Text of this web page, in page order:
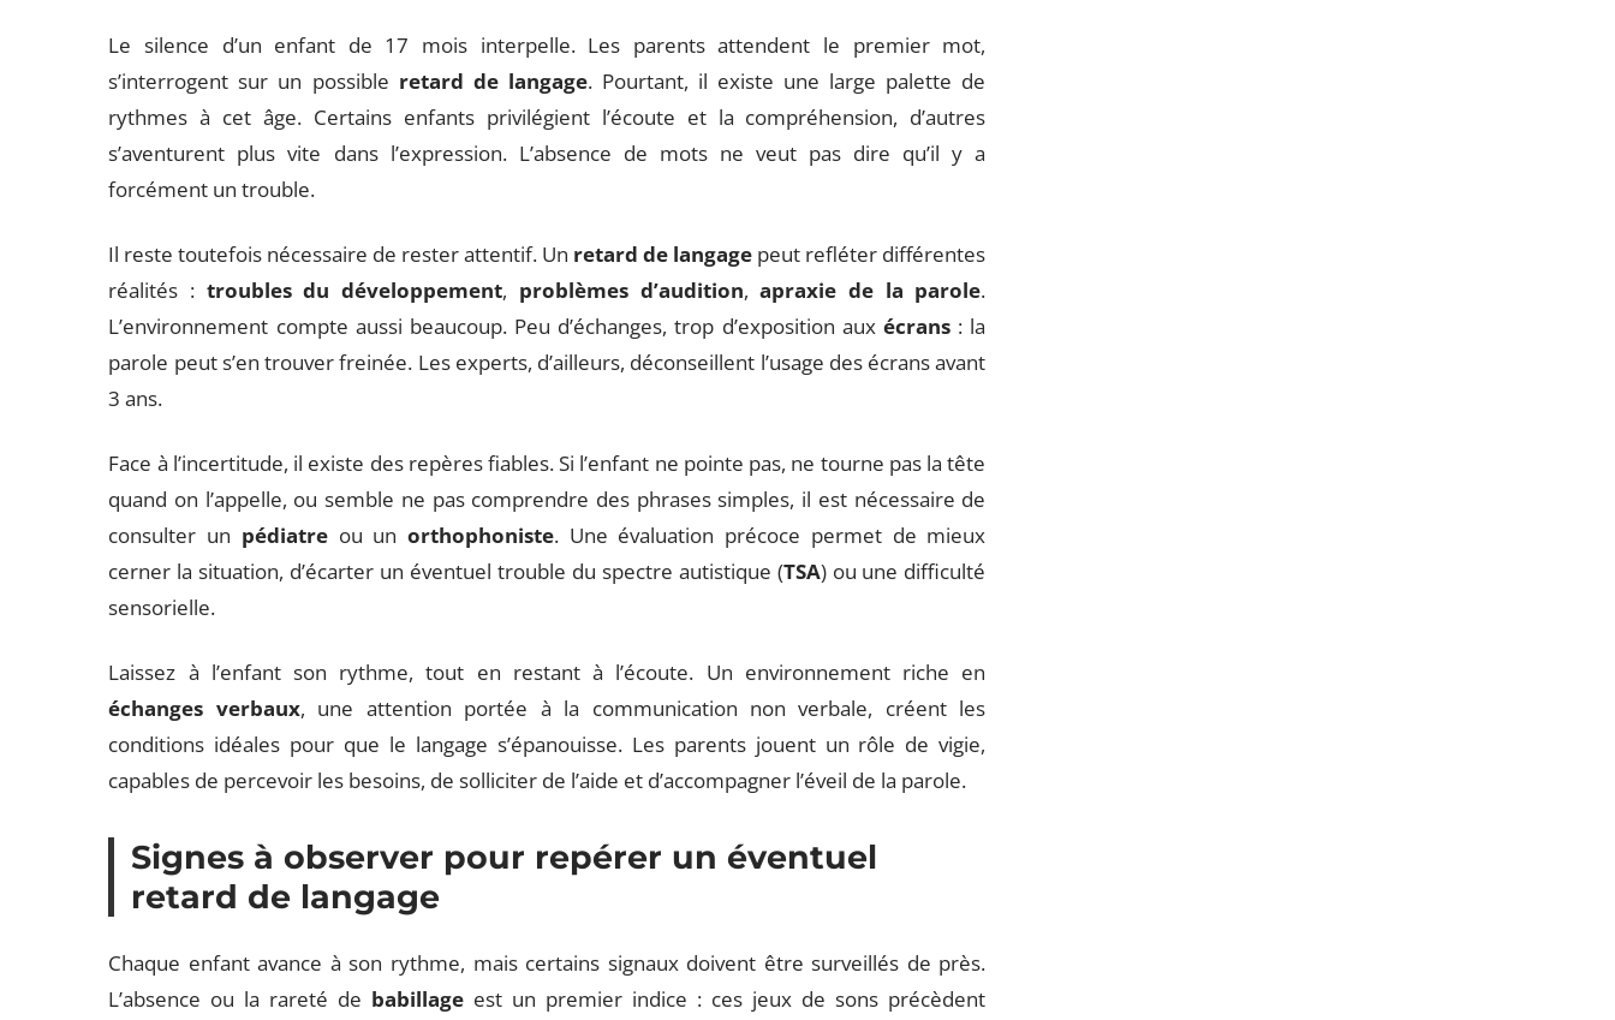
Le silence d’un enfant de 17 mois interpelle. Les parents attendent le premier mot,
s’interrogent sur un possible retard de langage. Pourtant, il existe une large palette de
rythmes à cet âge. Certains enfants privilégient l’écoute et la compréhension, d’autres
s’aventurent plus vite dans l’expression. L’absence de mots ne veut pas dire qu’il y a
forcément un trouble.
Il reste toutefois nécessaire de rester attentif. Un retard de langage peut refléter différentes
réalités : troubles du développement, problèmes d’audition,apraxie de la parole.
L’environnement compte aussi beaucoup. Peu d’échanges, trop d’exposition aux écrans: la
parole peut s’en trouver freinée. Les experts, d’ailleurs, déconseillent l’usage des écrans avant
3 ans.
Face à l’incertitude, il existe des repères fiables. Si l’enfant ne pointe pas, ne tourne pas la tête
quand on l’appelle, ou semble ne pas comprendre des phrases simples, il est nécessaire de
consulter un pédiatreou un orthophoniste. Une évaluation précoce permet de mieux
cerner la situation, d’écarter un éventuel trouble du spectre autistique (TSA) ou une difficulté
sensorielle.
Laissez à l’enfant son rythme, tout en restant à l’écoute. Un environnement riche en
échanges verbaux, une attention portée à la communication non verbale, créent les
conditions idéales pour que le langage s’épanouisse. Les parents jouent un rôle de vigie,
capables de percevoir les besoins, de solliciter de l’aide et d’accompagner l’éveil de la parole.
Signes à observer pour repérer un éventuel
retard de langage
Chaque enfant avance à son rythme, mais certains signaux doivent être surveillés de près.
L’absence ou la rareté de babillage est un premier indice : ces jeux de sons précèdent